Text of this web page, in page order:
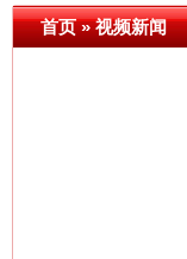
首页»视频新闻